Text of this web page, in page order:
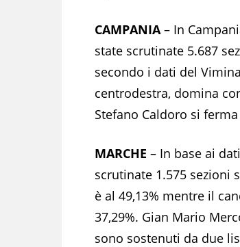
CAMPANIA – In
state scrutinate 5.687
secondo i dati del
centrodestra, domina
Stefano Caldoro si ferma
MARCHE – In base ai
scrutinate 1.575 sezioni
è al 49,13% mentre il
37,29%. Gian Mario
sono sostenuti da due